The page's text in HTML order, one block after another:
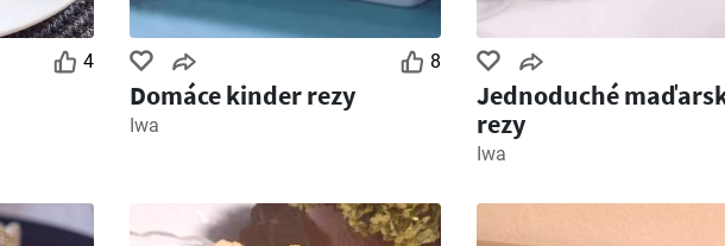
4 8
Domáce kinder rezy
Iwa
Jednoduché
rezy
Iwa